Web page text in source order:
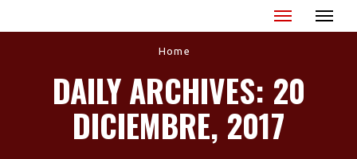
Miguel Ángel Blanco - XX Aniversario
Home
DAILY ARCHIVES: 20
DICIEMBRE, 2017